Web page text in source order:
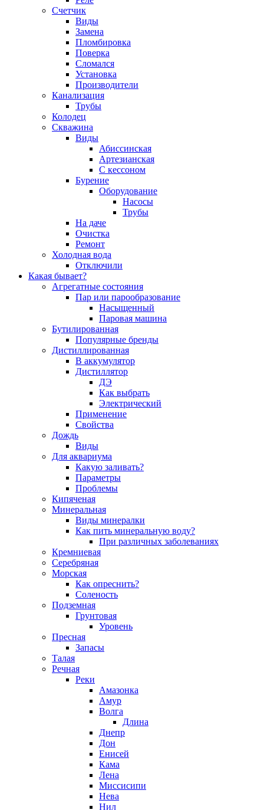
Счетчик
Виды
Замена
Пломбировка
Поверка
Сломался
Установка
Производители
Канализация
Трубы
Колодец
Скважина
Виды
Абиссинская
Артезианская
С кессоном
Бурение
Оборудование
Насосы
Трубы
На даче
Очистка
Ремонт
Холодная вода
Отключили
Какая бывает?
Агрегатные состояния
Пар или парообразование
Насыщенный
Паровая машина
Бутилированная
Популярные бренды
Дистиллированная
В аккумулятор
Дистиллятор
ДЭ
Как выбрать
Электрический
Применение
Свойства
Дождь
Виды
Для аквариума
Какую заливать?
Параметры
Проблемы
Кипяченая
Минеральная
Виды минералки
Как пить минеральную воду?
При различных заболеваниях
Кремниевая
Серебряная
Морская
Как опреснить?
Соленость
Подземная
Грунтовая
Уровень
Пресная
Запасы
Талая
Речная
Реки
Амазонка
Амур
Волга
Длина
Днепр
Дон
Енисей
Кама
Лена
Миссисипи
Нева
Нил